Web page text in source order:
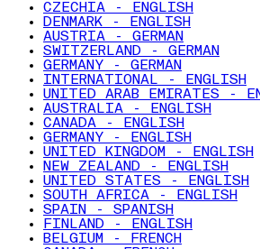
CZECHIA - ENGLISH
DENMARK - ENGLISH
AUSTRIA - GERMAN
SWITZERLAND - GERMAN
GERMANY - GERMAN
INTERNATIONAL - ENGLISH
UNITED ARAB EMIRATES -
AUSTRALIA - ENGLISH
CANADA - ENGLISH
GERMANY - ENGLISH
UNITED KINGDOM - ENGLISH
NEW ZEALAND - ENGLISH
UNITED STATES - ENGLISH
SOUTH AFRICA - ENGLISH
SPAIN - SPANISH
FINLAND - ENGLISH
BELGIUM - FRENCH